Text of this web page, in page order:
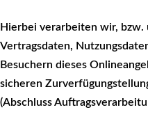
Hierbei verarbeiten wir,
Vertragsdaten,
Besuchern dieses
sicheren
(Abschluss